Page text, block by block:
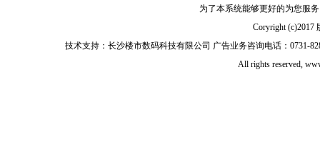
为了本系统能够更好的为您服
Coryright
技术支持：长沙楼市数码科技有限公司 广告业务咨询电话：0731-
All rights reserved,